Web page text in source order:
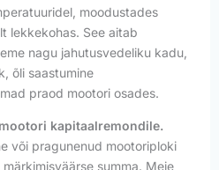
moodustades
lekkekohas. See aitab
nagu jahutusvedeliku kadu,
õli saastumine
praod mootori osades.
kapitaalremondile.
või pragunenud mootoriploki
summa. Meie